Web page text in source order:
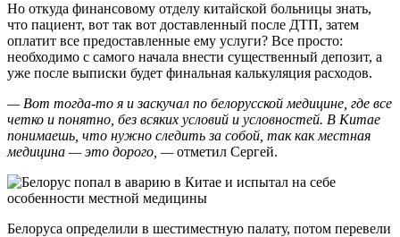
Но откуда финансовому отделу китайской больницы знать,
что пациент, вот так вот доставленный после ДТП, затем
оплатит все предоставленные ему услуги? Все просто:
необходимо с самого начала внести существенный депозит, а
уже после выписки будет финальная калькуляция расходов.
— Вот тогда-то я и заскучал по белорусской медицине, где все
четко и понятно, без всяких условий и условностей. В Китае
понимаешь, что нужно следить за собой, так как местная
медицина — это дорого, —отметил Сергей.
Белоруса определили в шестиместную палату, потом перевели